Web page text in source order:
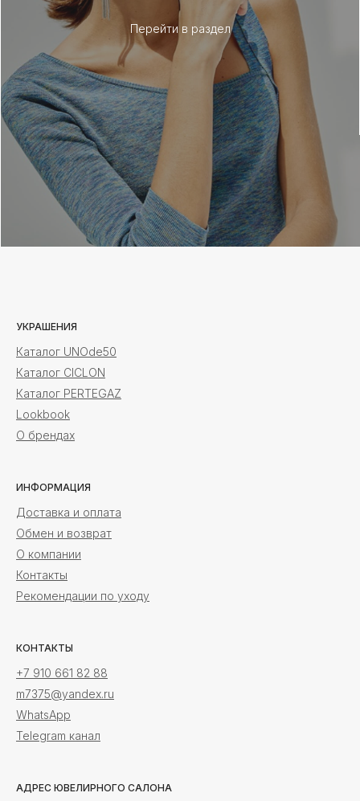
Перейти в раздел
УКРАШЕНИЯ
Каталог UNOde50
Каталог CICLON
Каталог PERTEGAZ
Lookbook
О брендах
ИНФОРМАЦИЯ
Доставка и оплата
Обмен и возврат
О компании
Контакты
Рекомендации по уходу
КОНТАКТЫ
+7 910 661 82 88
m7375@yandex.ru
WhatsApp
Telegram канал
АДРЕС ЮВЕЛИРНОГО САЛОНА